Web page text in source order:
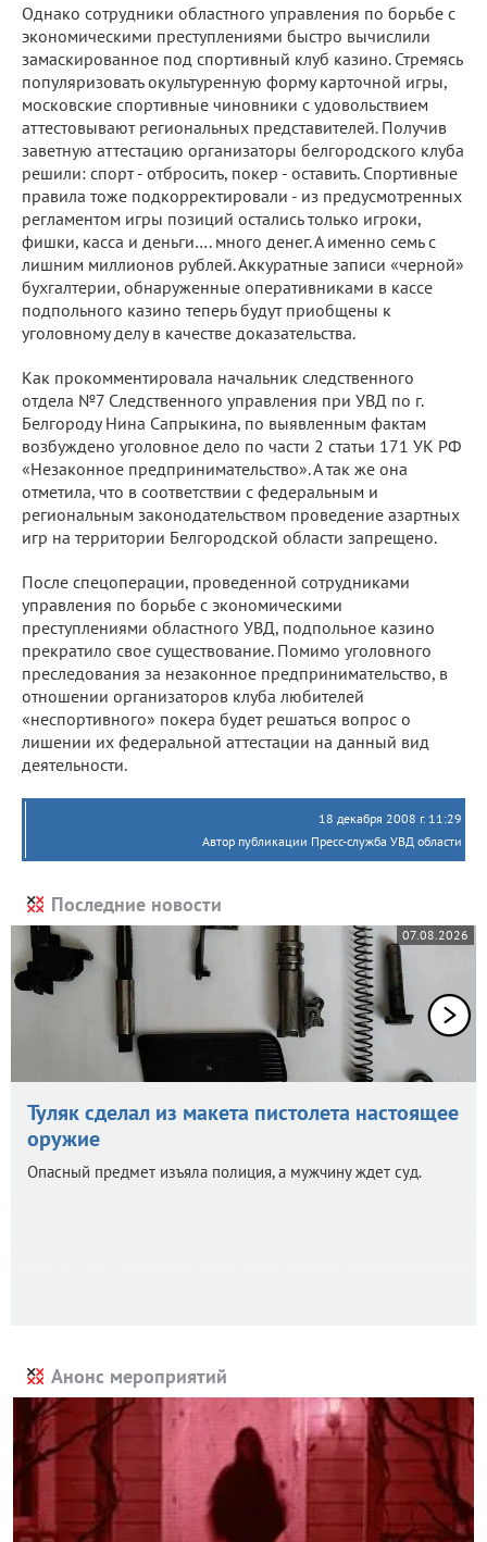
Однако сотрудники областного управления по борьбе с
экономическими преступлениями быстро вычислили
замаскированное под спортивный клуб казино. Стремясь
популяризовать окультуренную форму карточной игры,
московские спортивные чиновники с удовольствием
аттестовывают региональных представителей. Получив
заветную аттестацию организаторы белгородского клуба
решили: спорт - отбросить, покер - оставить. Спортивные
правила тоже подкорректировали - из предусмотренных
регламентом игры позиций остались только игроки,
фишки, касса и деньги…. много денег. А именно семь с
лишним миллионов рублей. Аккуратные записи «черной»
бухгалтерии, обнаруженные оперативниками в кассе
подпольного казино теперь будут приобщены к
уголовному делу в качестве доказательства.
Как прокомментировала начальник следственного
отдела №7 Следственного управления при УВД по г.
Белгороду Нина Сапрыкина, по выявленным фактам
возбуждено уголовное дело по части 2 статьи 171 УК РФ
«Незаконное предпринимательство». А так же она
отметила, что в соответствии с федеральным и
региональным законодательством проведение азартных
игр на территории Белгородской области запрещено.
После спецоперации, проведенной сотрудниками
управления по борьбе с экономическими
преступлениями областного УВД, подпольное казино
прекратило свое существование. Помимо уголовного
преследования за незаконное предпринимательство, в
отношении организаторов клуба любителей
«неспортивного» покера будет решаться вопрос о
лишении их федеральной аттестации на данный вид
деятельности.
18 декабря 2008 г. 11:29
Автор публикации Пресс-служба УВД области
Последние новости
07.08.2026
Туляк сделал из макета пистолета настоящее
оружие
Опасный предмет изъяла полиция, а мужчину ждет суд.
Анонс мероприятий